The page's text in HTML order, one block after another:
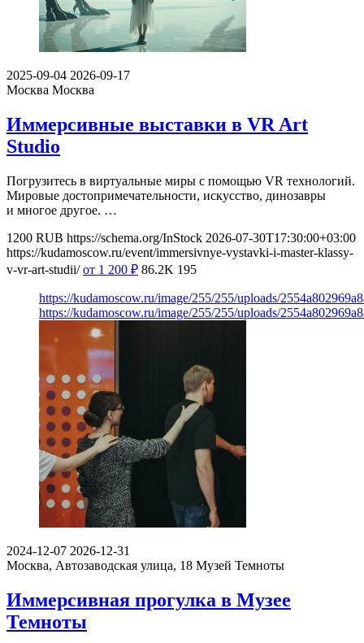
2025-09-04 2026-09-17
Москва Москва
Иммерсивные выставки в VR Art
Studio
Погрузитесь в виртуальные миры с помощью VR технологий.
Мировые достопримечательности, искусство, динозавры
и многое другое. …
1200 RUB https://schema.org/InStock 2026-07-30T17:30:00+03:00
https://kudamoscow.ru/event/immersivnye-vystavki-i-master-klassy-
v-vr-art-studii/ от 1 200 ₽ 86.2K 195
https://kudamoscow.ru/image/255/255/uploads/
https://kudamoscow.ru/image/255/255/uploads/
2024-12-07 2026-12-31
Москва, Автозаводская улица, 18 Музей Темноты
Иммерсивная прогулка в Музее
Темноты